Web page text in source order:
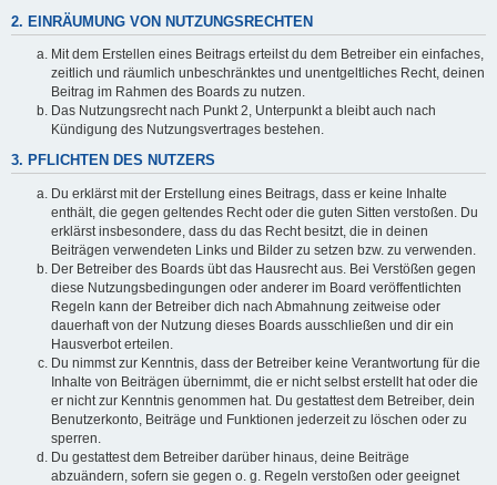
2. EINRÄUMUNG VON NUTZUNGSRECHTEN
Mit dem Erstellen eines Beitrags erteilst du dem Betreiber ein einfaches,
zeitlich und räumlich unbeschränktes und unentgeltliches Recht, deinen
Beitrag im Rahmen des Boards zu nutzen.
Das Nutzungsrecht nach Punkt 2, Unterpunkt a bleibt auch nach
Kündigung des Nutzungsvertrages bestehen.
3. PFLICHTEN DES NUTZERS
Du erklärst mit der Erstellung eines Beitrags, dass er keine Inhalte
enthält, die gegen geltendes Recht oder die guten Sitten verstoßen. Du
erklärst insbesondere, dass du das Recht besitzt, die in deinen
Beiträgen verwendeten Links und Bilder zu setzen bzw. zu verwenden.
Der Betreiber des Boards übt das Hausrecht aus. Bei Verstößen gegen
diese Nutzungsbedingungen oder anderer im Board veröffentlichten
Regeln kann der Betreiber dich nach Abmahnung zeitweise oder
dauerhaft von der Nutzung dieses Boards ausschließen und dir ein
Hausverbot erteilen.
Du nimmst zur Kenntnis, dass der Betreiber keine Verantwortung für die
Inhalte von Beiträgen übernimmt, die er nicht selbst erstellt hat oder die
er nicht zur Kenntnis genommen hat. Du gestattest dem Betreiber, dein
Benutzerkonto, Beiträge und Funktionen jederzeit zu löschen oder zu
sperren.
Du gestattest dem Betreiber darüber hinaus, deine Beiträge
abzuändern, sofern sie gegen o. g. Regeln verstoßen oder geeignet